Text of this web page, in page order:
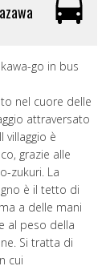
go in bus
nel cuore delle
attraversato
villaggio è
grazie alle
zukuri. La
è il tetto di
a delle mani
al peso della
Si tratta di
cui